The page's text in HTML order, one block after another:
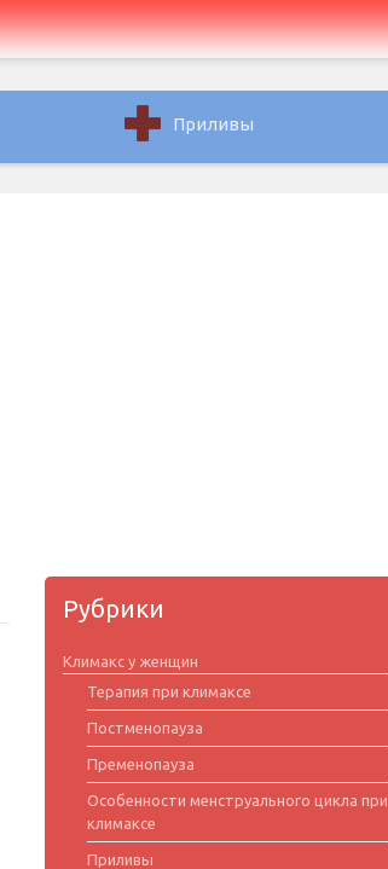
Приливы
Рубрики
Климакс у женщин
Терапия при климаксе
Постменопауза
Пременопауза
Особенности менструального цикла при
климаксе
Приливы